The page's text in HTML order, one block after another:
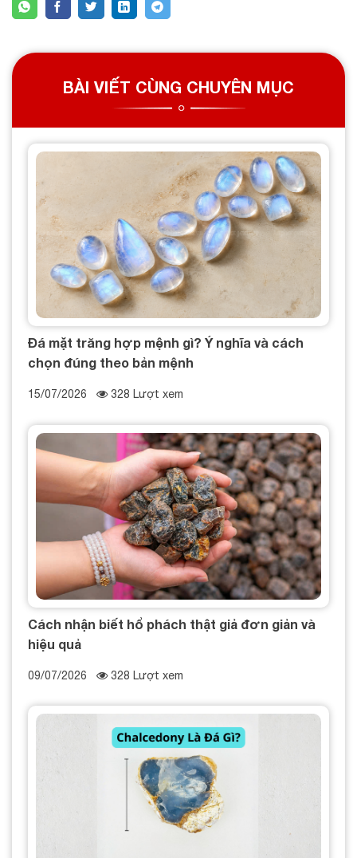
BÀI VIẾT CÙNG CHUYÊN MỤC
Đá mặt trăng hợp mệnh gì? Ý nghĩa và cách
chọn đúng theo bản mệnh
15/07/2026 328 Lượt xem
Cách nhận biết hổ phách thật giả đơn giản và
hiệu quả
09/07/2026 328 Lượt xem